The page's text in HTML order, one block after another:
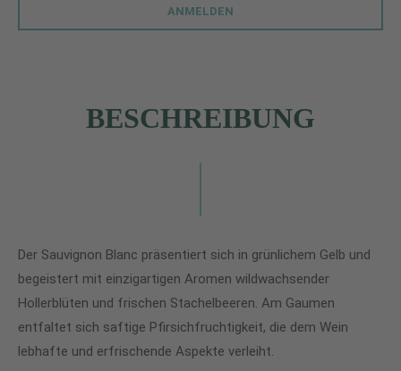
ANMELDEN
BESCHREIBUNG
Der Sauvignon Blanc präsentiert sich in grünlichem Gelb und
begeistert mit einzigartigen Aromen wildwachsender
Hollerblüten und frischen Stachelbeeren. Am Gaumen
entfaltet sich saftige Pfirsichfruchtigkeit, die dem Wein
lebhafte und erfrischende Aspekte verleiht.